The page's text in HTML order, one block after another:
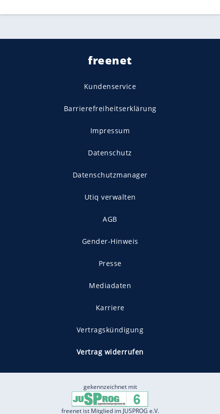
freenet
Kundenservice
Barrierefreiheitserklärung
Impressum
Datenschutz
Datenschutzmanager
Utiq verwalten
AGB
Gender-Hinweis
Presse
Mediadaten
Karriere
Vertragskündigung
Vertrag widerrufen
gekennzeichnet mit
freenet ist Mitglied im JUSPROG e.V.